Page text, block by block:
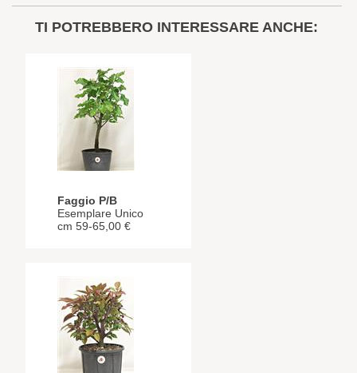
TI POTREBBERO INTERESSARE ANCHE:
Faggio P/B
Esemplare Unico
cm 59-65,00 €